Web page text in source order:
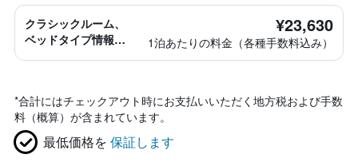
クラシックルーム、
ベッドタイプ情報な
¥23,630
1泊あたりの料金（各種手数料込み）
*合計にはチェックアウト時にお支払いいただく地方税および手数
料（概算）が含まれています。
最低価格を 保証します